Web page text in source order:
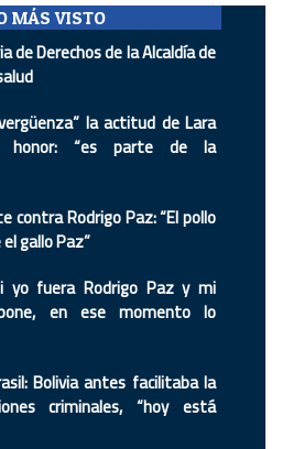
MÁS VISTO
de Derechos de la Alcaldía de
la actitud de Lara
“es parte de la
contra Rodrigo Paz: “El pollo
gallo Paz”
yo fuera Rodrigo Paz y mi
en ese momento lo
Bolivia antes facilitaba la
criminales, “hoy está